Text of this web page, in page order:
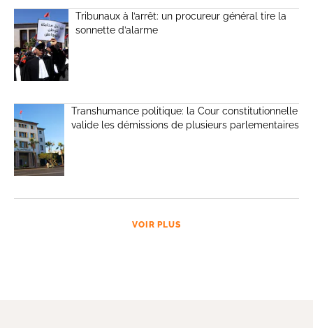
Tribunaux à l’arrêt: un procureur général tire la
sonnette d’alarme
Transhumance politique: la Cour constitutionnelle
valide les démissions de plusieurs parlementaires
VOIR PLUS